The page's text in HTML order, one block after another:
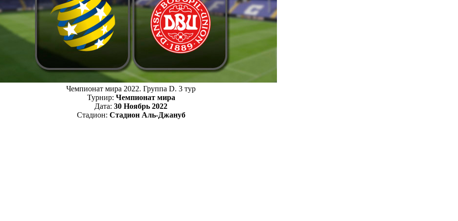
Чемпионат мира 2022. Группа D. 3 тур
Турнир: Чемпионат мира
Дата: 30 Ноябрь 2022
Стадион: Стадион Аль-Джануб